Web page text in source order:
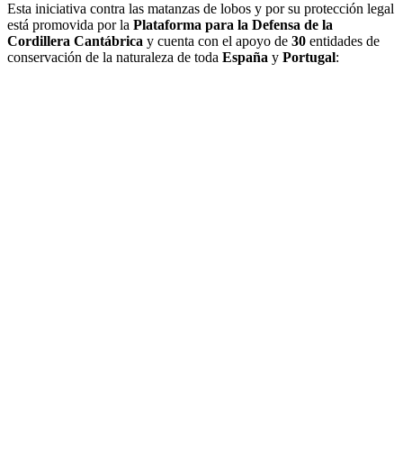
Esta iniciativa contra las matanzas de lobos y por su protección legal
está promovida por la Plataforma para la Defensa de la
Cordillera Cantábrica y cuenta con el apoyo de 30 entidades de
conservación de la naturaleza de toda España y Portugal: